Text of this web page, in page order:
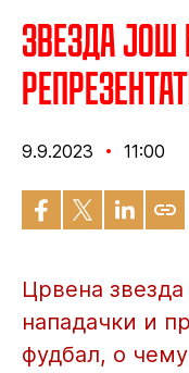
Звезда
9.9.2023 11:00
Црвена
нападачки и
фудбал, о